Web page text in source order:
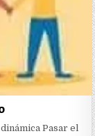
Pasar el